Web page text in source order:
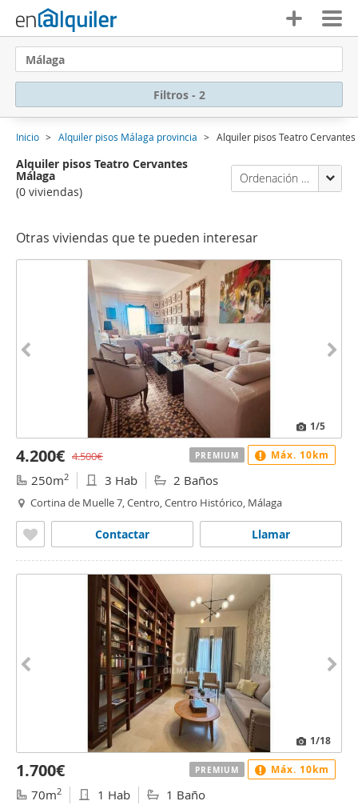
Málaga
Filtros - 2
Inicio Alquiler pisos Málaga provincia Alquiler pisos Teatro
Alquiler pisos Teatro Cervantes
Málaga
(0 viviendas)
Ordenación Enalquiler
Otras viviendas que te pueden interesar
1/5
4.200€ 4.500€
250m2 3 Hab 2 Baños
Cortina de Muelle 7, Centro, Centro Histórico, Málaga
Llamar
Contactar
PREMIUM Máx. 10km
1/18
1.700€
70m2 1 Hab 1 Baño
PREMIUM Máx. 10km